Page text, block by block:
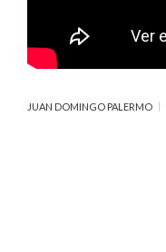
JUAN DOMINGO PALERMO